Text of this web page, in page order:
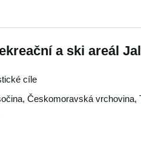
a ski areál
cíle
, Českomoravská vrchovina,